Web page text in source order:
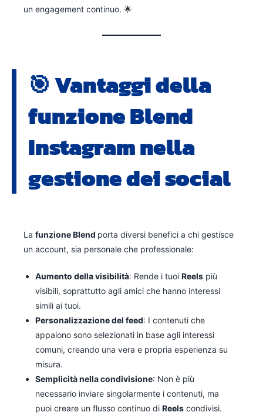
un engagement continuo. 🌟
🎯Vantaggi della
funzione Blend
Instagram nella
gestione dei social
La funzione Blend porta diversi benefici a chi gestisce
un account, sia personale che professionale:
Aumento della visibilità: Rende i tuoi Reels più
visibili, soprattutto agli amici che hanno interessi
simili ai tuoi.
Personalizzazione del feed: I contenuti che
appaiono sono selezionati in base agli interessi
comuni, creando una vera e propria esperienza su
misura.
Semplicità nella condivisione: Non è più
necessario inviare singolarmente i contenuti, ma
puoi creare un flusso continuo di Reels condivisi.